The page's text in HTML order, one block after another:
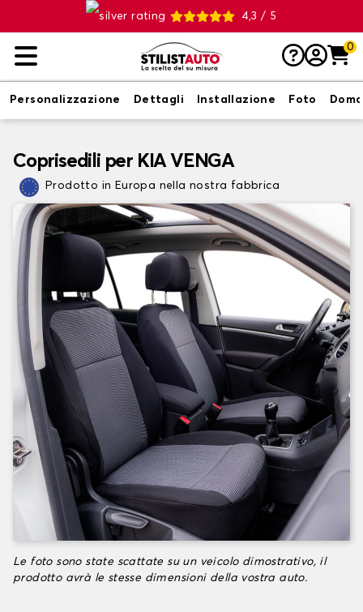
4,3 / 5
0
Personalizzazione Dettagli Installazione Foto
Coprisedili per KIA VENGA
Prodotto in Europa nella nostra fabbrica
Le foto sono state scattate su un veicolo dimostrativo, il
prodotto avrà le stesse dimensioni della vostra auto.